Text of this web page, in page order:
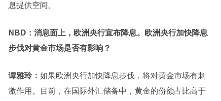
息提供空间。
NBD： 消息面上，欧洲央行宣布降息。欧洲央行加快降息
步伐对黄金市场是否有影响？
谭雅玲： 如果欧洲央行加快降息步伐，将对黄金市场有刺
激作用。目前，在国际外汇储备中，黄金的份额占比高于